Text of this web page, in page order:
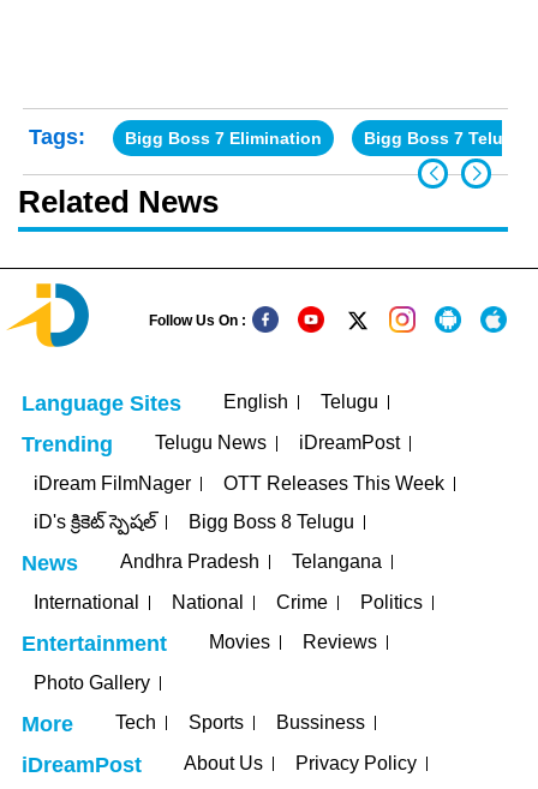
Tags: Bigg Boss 7 Elimination Bigg Boss 7 Telugu
Related News
Follow Us On :
Language Sites English Telugu
Trending Telugu News
iDreamPost
iDream FilmNager
OTT Releases This Week
iD's క్రికెట్ స్పెషల్
Bigg Boss 8 Telugu
News Andhra Pradesh
Telangana
International
National Crime Politics
Entertainment Movies
Reviews
Photo Gallery
More Tech Sports Bussiness
iDreamPost About Us Privacy Policy